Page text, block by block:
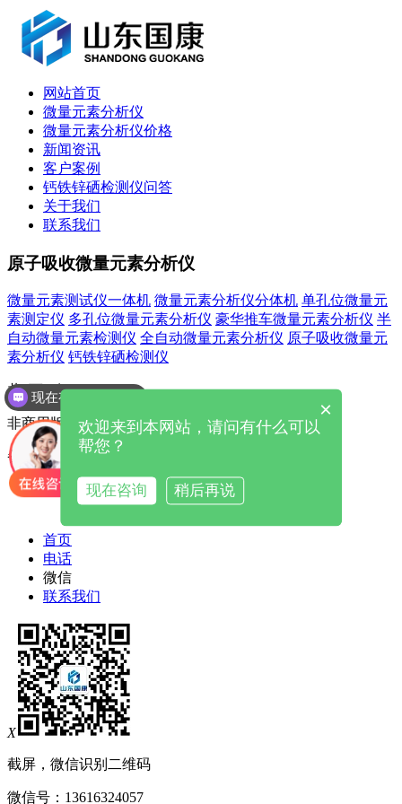
网站首页
微量元素分析仪
微量元素分析仪价格
新闻资讯
客户案例
钙铁锌硒检测仪问答
关于我们
联系我们
原子吸收微量元素分析仪
微量元素测试仪一体机 微量元素分析仪分体机 单孔位微量元
素测定仪 多孔位微量元素分析仪 豪华推车微量元素分析仪 半
自动微量元素检测仪 全自动微量元素分析仪 原子吸收微量元
素分析仪 钙铁锌硒检测仪
共0 页0条
非商用版本
备案号：
鲁公网安备 37049902000034号
首页
电话
微信
联系我们
X
截屏，微信识别二维码
微信号： 13616324057
现在有优惠活动吗
×
欢迎来到本网站，请问有什么可以
帮您？
现在咨询 稍后再说